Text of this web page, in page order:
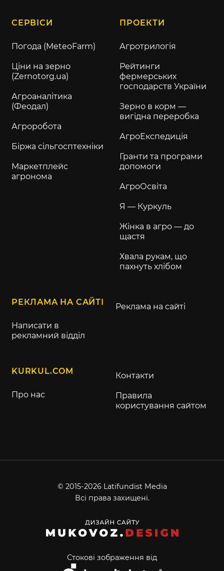
СЕРВІСИ
Погода (MeteoFarm)
Ціни на зерно
(Zernotorg.ua)
Агроаналітика
(Феодал)
Агроробота
Біржа сільгосптехніки
Маркетплейс
агронома
ПРОЕКТИ
Агротрилогія
Рейтинги
фермерських
господарств України
Зерно в корм —
вигідна переробка
АгроЕкспедиція
Гранти та програми
допомоги
АгроОсвіта
Я — Куркуль
Жінка в агро — до
щастя
Хвала рукам, що
пахнуть хлібом
РЕКЛАМА НА САЙТІ
Написати в
рекламний відділ
Реклама на сайті
KURKUL.COM
Про нас
Контакти
Правила
користування сайтом
© 2015-2026 Latifundist Media
Всі права захищені.
Стокові зображення від